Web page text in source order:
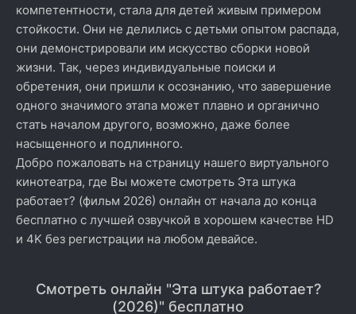
компетентности, стала для детей живым примером
стойкости. Они не делились с детьми опытом распада,
они демонстрировали им искусство сборки новой
жизни. Так, через индивидуальные поиски и
обретения, они пришли к осознанию, что завершение
одного значимого этапа может плавно и органично
стать началом другого, возможно, даже более
насыщенного и подлинного.
Добро пожаловать на страницу нашего виртуального
кинотеатра, где Вы можете смотреть Эта штука
работает? (фильм 2026) онлайн от начала до конца
бесплатно с лучшей озвучкой в хорошем качестве HD
и 4K без регистрации на любом девайсе.
Смотреть онлайн "Эта штука работает?
(2026)" бесплатно